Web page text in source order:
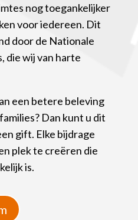
nog toegankelijker
voor iedereen. Dit
door de Nationale
die wij van harte
een betere beleving
Dan kunt u dit
gift. Elke bijdrage
plek te creëren die
is.